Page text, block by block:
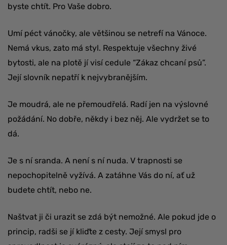
byste chtít. Pro Vaše dobro.
Umí péct vánočky, ale většinou se netrefí na Vánoce.
Nemá vkus, zato má styl. Respektuje všechny živé
bytosti, ale na plotě jí visí cedule “Zákaz chcaní psů”.
Její slovník nepatří k nejvybranějším.
Je moudrá, ale ne přemoudřelá. Radí jen na výslovné
požádání. No dobře, někdy i bez něj. Ale vydržet se to
dá.
Je s ní sranda. A není s ní nuda. V trapnosti se
nepochopitelně vyžívá. A zatáhne Vás do ní, ať už
budete chtít, nebo ne.
Naštvat ji či urazit se zdá být nemožné. Ale pokud jde o
princip, radši se jí kliďte z cesty. Její smysl pro